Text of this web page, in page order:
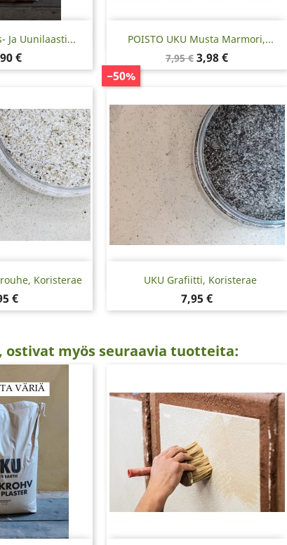
Ja Uunilaasti...
€
POISTO UKU Musta Marmori,...
Normaalihinta
7,95 €
−50%
Hinta
3,98 €
Pikakatselu
Koristerae
€
UKU Grafiitti, Koristerae
Hinta
7,95 €
Pikakatselu
myös seuraavia tuotteita: